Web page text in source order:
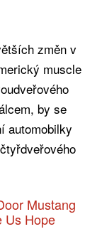
změn v
muscle
by se
automobilky
Mustang
Us Hope